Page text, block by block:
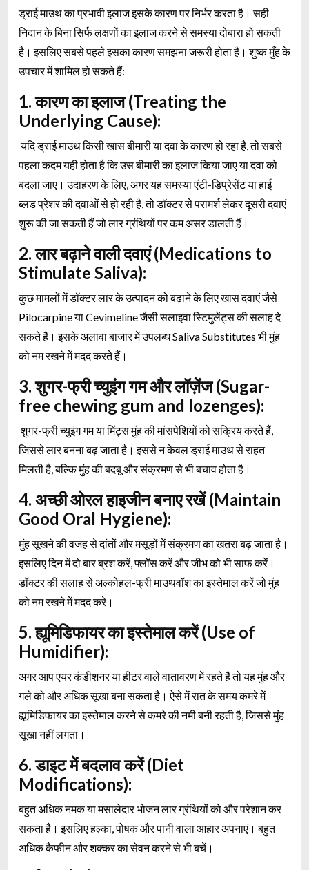
ड्राई माउथ का प्रभावी इलाज इसके कारण पर निर्भर करता है। सही
निदान के बिना सिर्फ लक्षणों का इलाज करने से समस्या दोबारा हो सकती
है। इसलिए सबसे पहले इसका कारण समझना जरूरी होता है। शुष्क मुँह के
उपचार में शामिल हो सकते हैं:
1. कारण का इलाज (Treating the
Underlying Cause):
यदि ड्राई माउथ किसी खास बीमारी या दवा के कारण हो रहा है, तो सबसे
पहला कदम यही होता है कि उस बीमारी का इलाज किया जाए या दवा को
बदला जाए। उदाहरण के लिए, अगर यह समस्या एंटी-डिप्रेसेंट या हाई
ब्लड प्रेशर की दवाओं से हो रही है, तो डॉक्टर से परामर्श लेकर दूसरी दवाएं
शुरू की जा सकती हैं जो लार ग्रंथियों पर कम असर डालती हैं।
2. लार बढ़ाने वाली दवाएं (Medications to
Stimulate Saliva):
कुछ मामलों में डॉक्टर लार के उत्पादन को बढ़ाने के लिए खास दवाएं जैसे
Pilocarpine या Cevimeline जैसी सलाइवा स्टिमुलेंट्स की सलाह दे
सकते हैं। इसके अलावा बाजार में उपलब्ध Saliva Substitutes भी मुंह
को नम रखने में मदद करते हैं।
3. शुगर-फ्री च्युइंग गम और लॉज़ेंज (Sugar-
free chewing gum and lozenges):
शुगर-फ्री च्युइंग गम या मिंट्स मुंह की मांसपेशियों को सक्रिय करते हैं,
जिससे लार बनना बढ़ जाता है। इससे न केवल ड्राई माउथ से राहत
मिलती है, बल्कि मुंह की बदबू और संक्रमण से भी बचाव होता है।
4. अच्छी ओरल हाइजीन बनाए रखें (Maintain
Good Oral Hygiene):
मुंह सूखने की वजह से दांतों और मसूड़ों में संक्रमण का खतरा बढ़ जाता है।
इसलिए दिन में दो बार ब्रश करें, फ्लॉस करें और जीभ को भी साफ करें।
डॉक्टर की सलाह से अल्कोहल-फ्री माउथवॉश का इस्तेमाल करें जो मुंह
को नम रखने में मदद करे।
5. ह्यूमिडिफायर का इस्तेमाल करें (Use of
Humidifier):
अगर आप एयर कंडीशनर या हीटर वाले वातावरण में रहते हैं तो यह मुंह और
गले को और अधिक सूखा बना सकता है। ऐसे में रात के समय कमरे में
ह्यूमिडिफायर का इस्तेमाल करने से कमरे की नमी बनी रहती है, जिससे मुंह
सूखा नहीं लगता।
6. डाइट में बदलाव करें (Diet
Modifications):
बहुत अधिक नमक या मसालेदार भोजन लार ग्रंथियों को और परेशान कर
सकता है। इसलिए हल्का, पोषक और पानी वाला आहार अपनाएं। बहुत
अधिक कैफीन और शक्कर का सेवन करने से भी बचें।